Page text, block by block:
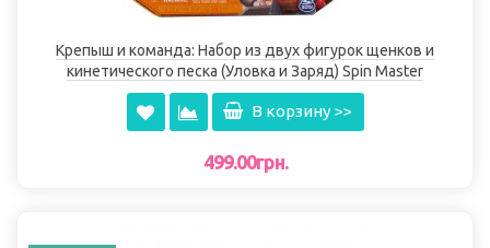
Крепыш и команда: Набор из двух фигурок щенков и
кинетического песка (Уловка и Заряд) Spin Master
В корзину >>
499.00грн.